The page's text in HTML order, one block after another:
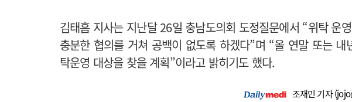
김태흠 지사는 지난달 26일 충남도의회 도정질문에서 “위탁 운
충분한 협의를 거쳐 공백이 없도록 하겠다”며 “올 연말 또는
탁운영 대상을 찾을 계획”이라고 밝히기도 했다.
조재민 기자 (